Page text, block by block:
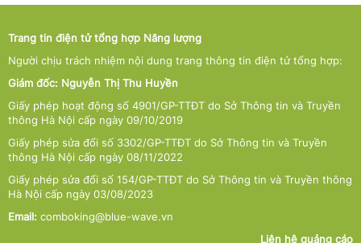
Trang tin điện tử tổng hợp Năng lượng
Người chịu trách nhiệm nội dung trang thông tin điện tử tổng hợp:
Giám đốc: Nguyễn Thị Thu Huyền
Giấy phép hoạt động số 4901/GP-TTĐT do Sở Thông tin và Truyền
thông Hà Nội cấp ngày 09/10/2019
Giấy phép sửa đổi số 3302/GP-TTĐT do Sở Thông tin và Truyền
thông Hà Nội cấp ngày 08/11/2022
Giấy phép sửa đổi số 154/GP-TTĐT do Sở Thông tin và Truyền thông
Hà Nội cấp ngày 03/08/2023
Email: comboking@blue-wave.vn
Liên hệ quảng cáo